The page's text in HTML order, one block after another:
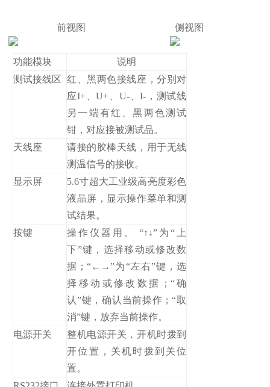
前视图 侧视图
功能模块
说明
测试接线区 红、黑两色接线座，分别对
应I+、U+、U-、I-，测试线
另一端有红、黑两色测试
钳，对应接被测试品。
天线座
请接的胶棒天线，用于无线
测温信号的接收。
显示屏
5.6寸超大工业级高亮度彩色
液晶屏，显示操作菜单和测
试结果。
按键
操作仪器用。 “↑↓”为“上
下”键，选择移动或修改数
据；“←→”为“左右”键，选
择移动或修改数据；“确
认”键，确认当前操作；“取
消”键，放弃当前操作。
电源开关
整机电源开关，开机时拨到
开位置，关机时拨到关位
置。